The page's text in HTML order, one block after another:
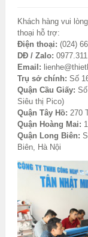
Khách hàng vui
thoại hỗ trợ:
Điện thoại: (024)
DĐ / Zalo:
Email:
Trụ sở chính: Số
Quận Cầu Giấy:
Siêu thị Pico)
Quận Tây Hồ: 270
Quận Hoàng Mai:
Quận Long Biên:
Biên, Hà Nội